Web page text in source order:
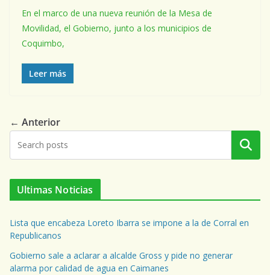
En el marco de una nueva reunión de la Mesa de
Movilidad, el Gobierno, junto a los municipios de
Coquimbo,
Leer más
← Anterior
Buscar
Ultimas Noticias
Lista que encabeza Loreto Ibarra se impone a la de Corral en
Republicanos
Gobierno sale a aclarar a alcalde Gross y pide no generar
alarma por calidad de agua en Caimanes